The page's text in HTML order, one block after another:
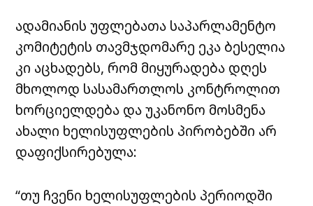
ადამიანის უფლებათა საპარლამენტო
კომიტეტის თავმჯდომარე ეკა ბესელია
კი აცხადებს, რომ მიყურადება დღეს
მხოლოდ სასამართლოს კონტროლით
ხორციელდება და უკანონო მოსმენა
ახალი ხელისუფლების პირობებში არ
დაფიქსირებულა:
“თუ ჩვენი ხელისუფლების პერიოდში